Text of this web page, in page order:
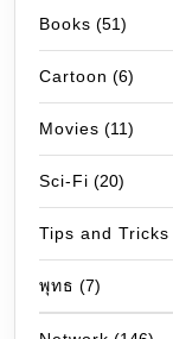
Books (51)
Cartoon (6)
Movies (11)
Sci-Fi (20)
Tips and Tricks
พุทธ (7)